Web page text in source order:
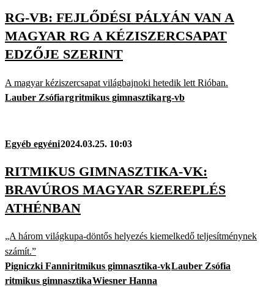
RG-VB: FEJLŐDÉSI PÁLYÁN VAN A
MAGYAR RG A KÉZISZERCSAPAT
EDZŐJE SZERINT
A magyar kéziszercsapat világbajnoki hetedik lett Rióban.
Lauber Zsófiargritmikus gimnasztikarg-vb
Egyéb egyéni2024.03.25. 10:03
RITMIKUS GIMNASZTIKA-VK:
BRAVÚROS MAGYAR SZEREPLÉS
ATHÉNBAN
„A három világkupa-döntős helyezés kiemelkedő teljesítménynek
számít.”
Pigniczki Fanniritmikus gimnasztika-vkLauber Zsófia
ritmikus gimnasztikaWiesner Hanna